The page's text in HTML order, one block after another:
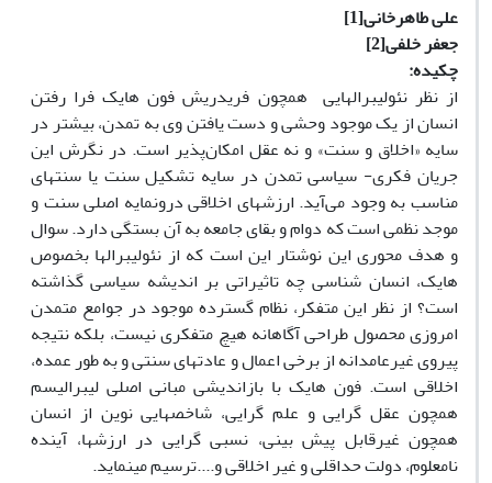
علی طاهرخانی[1]
جعفر خلفی[2]
چکیده:
از نظر نئولیبرال­هایی همچون فریدریش ‌فون‌ هایک فرا ‌رفتن
انسان از یک موجود وحشی ‌و دست‌ یافتن ‌وی ‌به ‌تمدن، بیشتر در
سایه «اخلاق و سنت» و نه عقل امکان‌پذیر است. در نگرش این
جریان فکری- سیاسی تمدن در سایه تشکیل سنت یا سنتهای
مناسب به وجود می‌آید. ارزش­های اخلاقی درونمایه اصلی سنت و
موجد نظمی است که دوام و بقای جامعه به آن بستگی دارد. سوال
و هدف محوری این نوشتار این است که از نئولیبرال­ها بخصوص
هایک، انسان شناسی چه تاثیراتی بر اندیشه سیاسی گذاشته
است؟ از نظر این متفکر، نظام گسترده موجود در جوامع متمدن
امروزی محصول طراحی آگاهانه هیچ متفکری نیست، بلکه نتیجه
پیروی غیرعامدانه از برخی اعمال و عادت­های سنتی و به‌ طور عمده،
اخلاقی است. فون هایک با بازاندیشی مبانی اصلی لیبرالیسم
همچون عقل گرایی و علم گرایی، شاخص­هایی نوین از انسان
همچون غیرقابل پیش بینی، نسبی گرایی در ارزش­ها، آینده
نامعلوم، دولت حداقلی و غیر اخلاقی و....ترسیم می­نماید.